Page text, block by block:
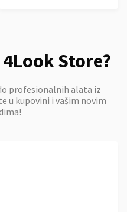
Store?
profesionalnih alata iz
u kupovini i vašim novim